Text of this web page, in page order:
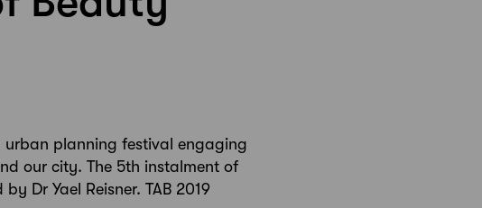
urban planning festival engaging
our city. The 5th instalment of
Dr Yael Reisner. TAB 2019